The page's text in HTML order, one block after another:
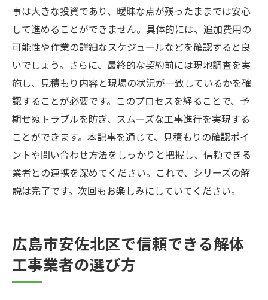
事は大きな投資であり、曖昧な点が残ったままでは安心
して進めることができません。具体的には、追加費用の
可能性や作業の詳細なスケジュールなどを確認すると良
いでしょう。さらに、最終的な契約前には現地調査を実
施し、見積もり内容と現場の状況が一致しているかを確
認することが必要です。このプロセスを経ることで、予
期せぬトラブルを防ぎ、スムーズな工事進行を実現する
ことができます。本記事を通じて、見積もりの確認ポイ
ントや問い合わせ方法をしっかりと把握し、信頼できる
業者との連携を深めてください。これで、シリーズの解
説は完了です。次回もお楽しみにしていてください。
広島市安佐北区で信頼できる解体
工事業者の選び方